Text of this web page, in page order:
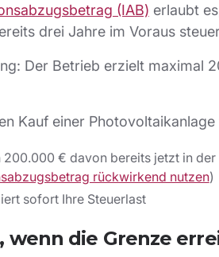
(IAB) erlaubt
drei Jahre im Voraus
Der Betrieb erzielt maximal
Kauf einer
200.000 € davon bereits jetzt in der
rückwirkend nutzen)
sofort Ihre Steuerlast
wenn die Grenze